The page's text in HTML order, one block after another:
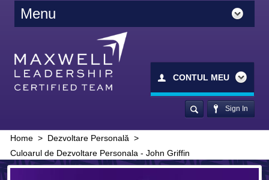
Menu
CONTUL MEU
Sign In
Home > Dezvoltare Personală >
Culoarul de Dezvoltare Personala - John Griffin